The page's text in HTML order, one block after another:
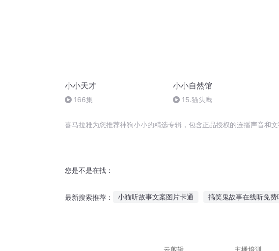
小小天才
166集
小小自然馆
15.猫头鹰
喜马拉雅为您推荐神狗小小的精选专辑，包含正品授权的连播声音和
您是不是在找：
最新搜索推荐： 小猫听故事文案图片卡通 搞笑鬼故事在线听免费
云剪辑
主播培训